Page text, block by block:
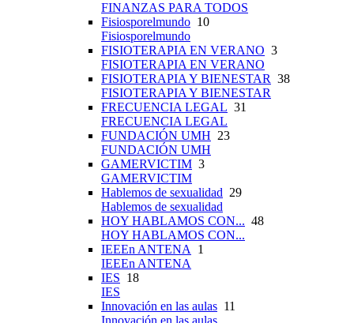
FINANZAS PARA TODOS
Fisiosporelmundo 10
Fisiosporelmundo
FISIOTERAPIA EN VERANO 3
FISIOTERAPIA EN VERANO
FISIOTERAPIA Y BIENESTAR 38
FISIOTERAPIA Y BIENESTAR
FRECUENCIA LEGAL 31
FRECUENCIA LEGAL
FUNDACIÓN UMH 23
FUNDACIÓN UMH
GAMERVICTIM 3
GAMERVICTIM
Hablemos de sexualidad 29
Hablemos de sexualidad
HOY HABLAMOS CON... 48
HOY HABLAMOS CON...
IEEEn ANTENA 1
IEEEn ANTENA
IES 18
IES
Innovación en las aulas 11